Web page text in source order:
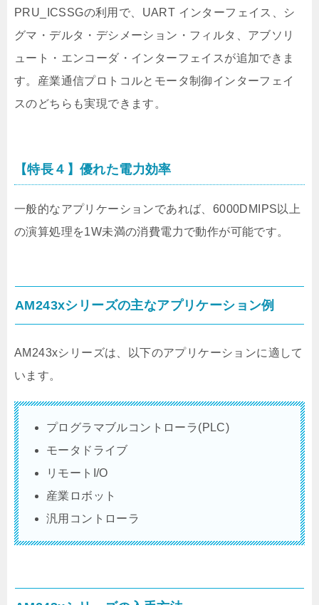
PRU_ICSSGの利用で、UART インターフェイス、シ
グマ・デルタ・デシメーション・フィルタ、アブソリ
ュート・エンコーダ・インターフェイスが追加できま
す。産業通信プロトコルとモータ制御インターフェイ
スのどちらも実現できます。
【特長４】優れた電力効率
一般的なアプリケーションであれば、6000DMIPS以上
の演算処理を1W未満の消費電力で動作が可能です。
AM243xシリーズの主なアプリケーション例
AM243xシリーズは、以下のアプリケーションに適して
います。
プログラマブルコントローラ(PLC)
モータドライブ
リモートI/O
産業ロボット
汎用コントローラ